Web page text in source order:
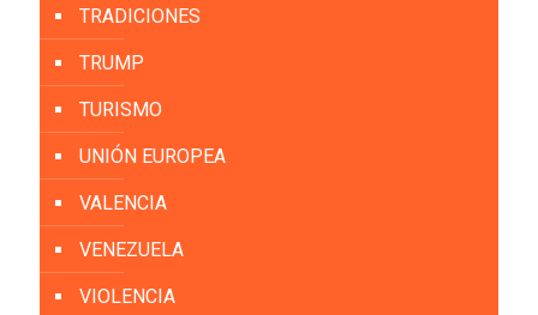
TRADICIONES
TRUMP
TURISMO
UNIÓN EUROPEA
VALENCIA
VENEZUELA
VIOLENCIA